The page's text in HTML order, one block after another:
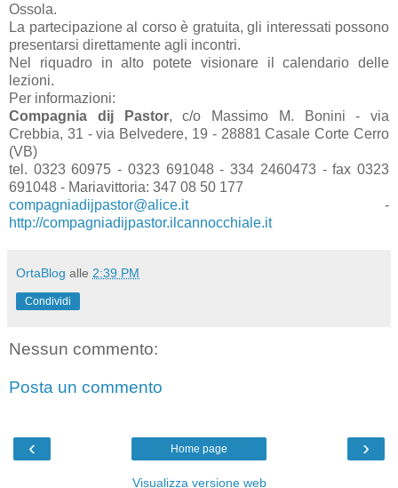
Ossola.
La partecipazione al corso è gratuita, gli interessati possono
presentarsi direttamente agli incontri.
Nel riquadro in alto potete visionare il calendario delle
lezioni.
Per informazioni:
Compagnia dij Pastor, c/o Massimo M. Bonini - via
Crebbia, 31 - via Belvedere, 19 - 28881 Casale Corte Cerro
(VB)
tel. 0323 60975 - 0323 691048 - 334 2460473 - fax 0323
691048 - Mariavittoria: 347 08 50 177
compagniadijpastor@alice.it-
http://compagniadijpastor.ilcannocchiale.it
OrtaBlog alle 2:39 PM
Condividi
Nessun commento:
Posta un commento
‹ ›
Home page
Visualizza versione web